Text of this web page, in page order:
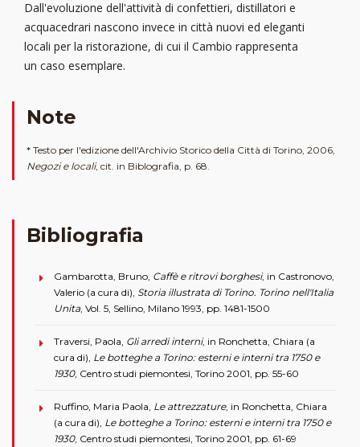
Dall'evoluzione dell'attività di confettieri, distillatori e
acquacedrari nascono invece in città nuovi ed eleganti
locali per la ristorazione, di cui il Cambio rappresenta
un caso esemplare.
Note
* Testo per l'edizione dell'Archivio Storico della Città di Torino, 2006,
Negozi e locali, cit. in Biblografia, p. 68.
Bibliografia
Gambarotta, Bruno, Caffè e ritrovi borghesi, in Castronovo,
Valerio (a cura di), Storia illustrata di Torino. Torino nell'Italia
Unita , Vol. 5, Sellino, Milano 1993, pp. 1481-1500
Traversi, Paola, Gli arredi interni, in Ronchetta, Chiara (a
cura di), Le botteghe a Torino: esterni e interni tra 1750 e
1930, Centro studi piemontesi, Torino 2001, pp. 55-60
Ruffino, Maria Paola, Le attrezzature, in Ronchetta, Chiara
(a cura di), Le botteghe a Torino: esterni e interni tra 1750 e
1930, Centro studi piemontesi, Torino 2001, pp. 61-69